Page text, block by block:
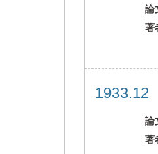
論
著
論
著